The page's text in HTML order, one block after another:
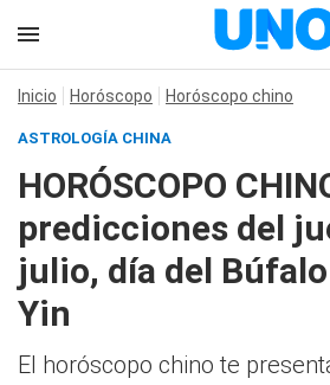
Inicio Horóscopo Horóscopo chino
ASTROLOGÍA CHINA
HORÓSCOPO
predicciones del
julio, día del
Yin
El horóscopo chino te